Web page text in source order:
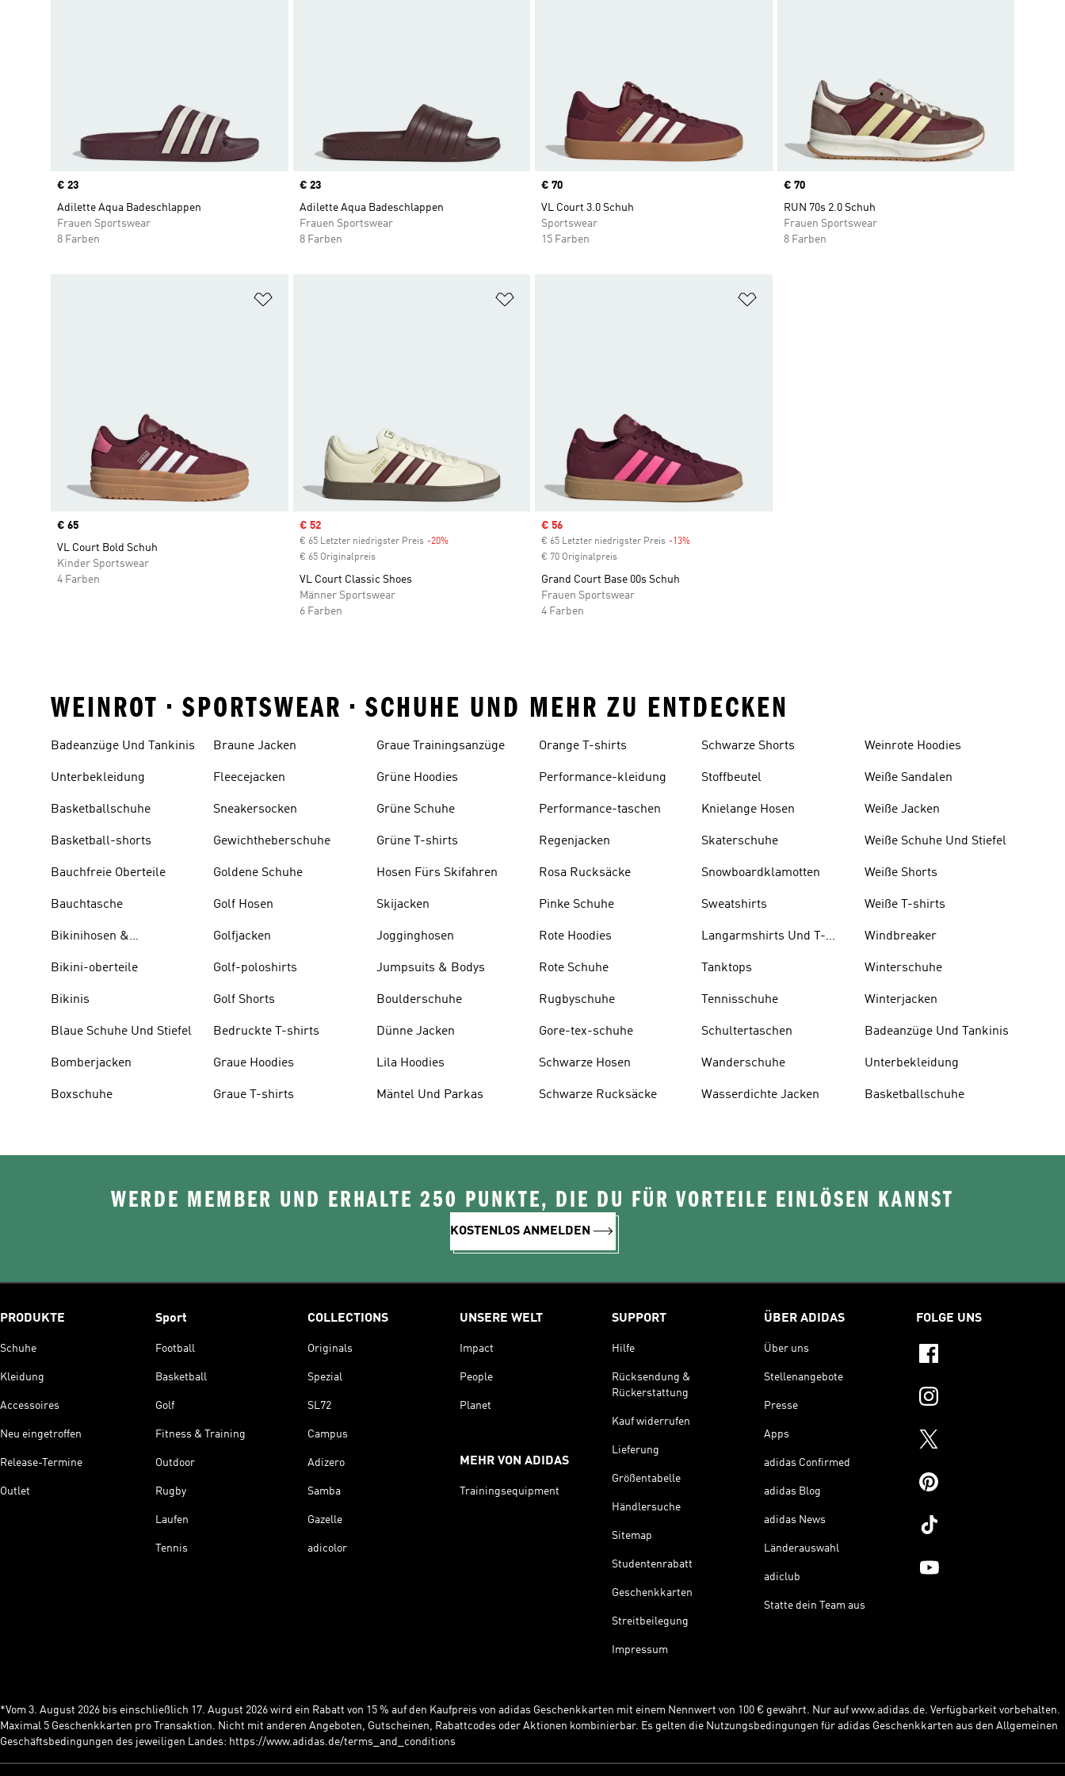
Price
€ 23
Adilette Aqua Badeschlappen
Frauen Sportswear
8 Farben
Price
€ 23
Adilette Aqua Badeschlappen
Frauen Sportswear
8 Farben
Price
€ 70
VL Court 3.0 Schuh
Sportswear
15 Farben
Price
€ 70
RUN 70s 2.0 Schuh
Frauen Sportswear
8 Farben
Price
€ 65
VL Court Bold Schuh
Kinder Sportswear
4 Farben
Sale price
€ 52
€ 65 Letzter niedrigster Preis -20%Discount
€ 65 Originalpreis
VL Court Classic Shoes
Männer Sportswear
6 Farben
Sale price
€ 56
€ 65 Letzter niedrigster Preis -13%
€ 70 Originalpreis
Grand Court Base 00s Schuh
Frauen Sportswear
4 Farben
WEINROT • SPORTSWEAR • SCHUHE UND MEHR ZU ENTDECKEN
Badeanzüge Und Tankinis
Unterbekleidung
Basketballschuhe
Basketball-shorts
Bauchfreie Oberteile
Bauchtasche
Bikinihosen &
Bikini-oberteile
Bikinis
Blaue Schuhe Und Stiefel
Bomberjacken
Boxschuhe
Braune Jacken
Fleecejacken
Sneakersocken
Gewichtheberschuhe
Goldene Schuhe
Golf Hosen
Golfjacken
Golf-poloshirts
Golf Shorts
Bedruckte T-shirts
Graue Hoodies
Graue T-shirts
Graue Trainingsanzüge
Grüne Hoodies
Grüne Schuhe
Grüne T-shirts
Hosen Fürs Skifahren
Skijacken
Jogginghosen
Jumpsuits & Bodys
Boulderschuhe
Dünne Jacken
Lila Hoodies
Mäntel Und Parkas
Orange T-shirts
Performance-kleidung
Performance-taschen
Regenjacken
Rosa Rucksäcke
Pinke Schuhe
Rote Hoodies
Rote Schuhe
Rugbyschuhe
Gore-tex-schuhe
Schwarze Hosen
Schwarze Rucksäcke
Schwarze Shorts
Stoffbeutel
Knielange Hosen
Skaterschuhe
Snowboardklamotten
Sweatshirts
Langarmshirts Und T-
Tanktops
Tennisschuhe
Schultertaschen
Wanderschuhe
Wasserdichte Jacken
Weinrote Hoodies
W eiße Sandalen
Weiße Jacken
Weiße Schuhe Und Stiefel
Weiße Shorts
Weiße T-shirts
Windbreaker
Winterschuhe
Winterjacken
Badeanzüge Und Tankinis
Unterbekleidung
Basketballschuhe
WERDE MEMBER UND ERHALTE 250 PUNKTE, DIE DU FÜR VORTEILE EINLÖSEN KANNST
KOSTENLOS ANMELDEN
PRODUKTE
Schuhe
Kleidung
Accessoires
Neu eingetroffen
Release-Termine
Outlet
Sport
Football
Basketball
Golf
Fitness & Training
Outdoor
Rugby
Laufen
Tennis
COLLECTIONS
Originals
Spezial
SL72
Campus
Adizero
Samba
Gazelle
adicolor
UNSERE WELT
Impact
People
Planet
MEHR VON ADIDAS
Trainingsequipment
SUPPORT
Hilfe
Rücksendung &
Rückerstattung
Kauf widerrufen
Lieferung
Größentabelle
Händlersuche
Sitemap
Studentenrabatt
Geschenkkarten
Streitbeilegung
Impressum
ÜBER ADIDAS
Über uns
Stellenangebote
Presse
Apps
adidas Confirmed
adidas Blog
adidas News
Länderauswahl
adiclub
Statte dein Team aus
FOLGE UNS
*Vom 3. August 2026 bis einschließlich 17. August 2026 wird ein Rabatt von 15 % auf den Kaufpreis von adidas Geschenkkarten mit einem Nennwert von 100 € gewährt. Nur auf www.adidas.de. Verfügbarkeit vorbehalten.
Maximal 5 Geschenkkarten pro Transaktion. Nicht mit anderen Angeboten, Gutscheinen, Rabattcodes oder Aktionen kombinierbar. Es gelten die Nutzungsbedingungen für adidas Geschenkkarten aus den Allgemeinen
Geschäftsbedingungen des jeweiligen Landes: https://www.adidas.de/terms_and_conditions